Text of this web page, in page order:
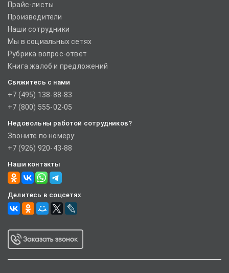
Прайс-листы
Производители
Наши сотрудники
Мы в социальных сетях
Рубрика вопрос-ответ
Книга жалоб и предложений
Свяжитесь с нами
+7 (495) 138-88-83
+7 (800) 555-02-05
Недовольны работой сотрудников?
Звоните по номеру:
+7 (926) 920-43-88
Наши контакты
Делитесь в соцсетях